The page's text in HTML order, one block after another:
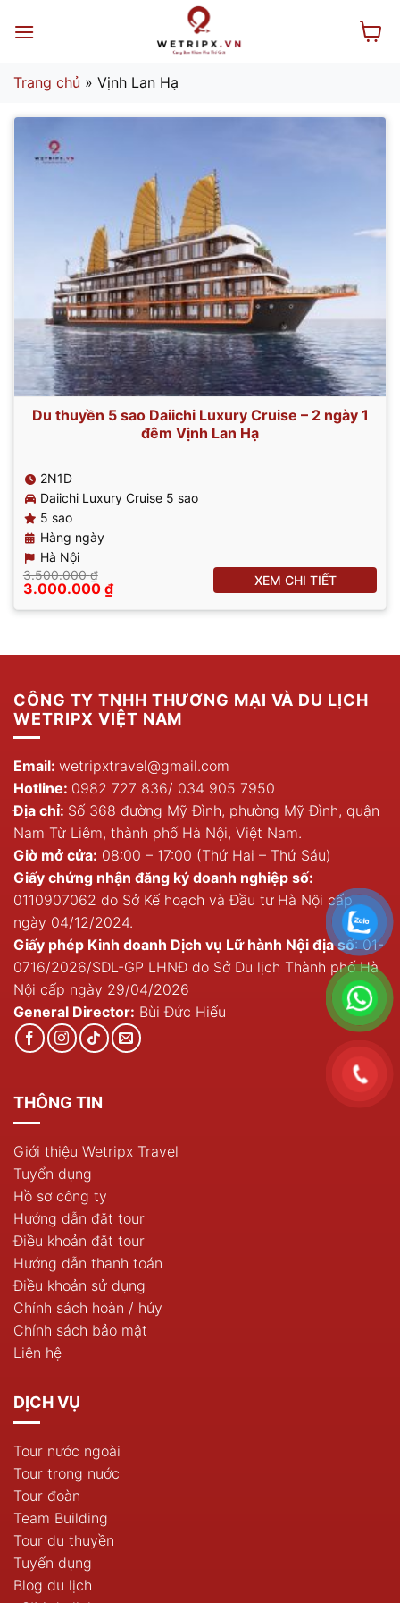
qua
dung
Trang chủ » Vịnh Lan Hạ
Du thuyền 5 sao Daiichi Luxury Cruise – 2 ngày 1
đêm Vịnh Lan Hạ
2N1D
Daiichi Luxury Cruise 5 sao
5 sao
Hàng ngày
Hà Nội
3.500.000₫
Giá
là:
3.000.000 ₫Giá
hiện
tại
XEM CHI TIẾT
CÔNG TY TNHH THƯƠNG MẠI VÀ DU LỊCH
WETRIPX VIỆT NAM
Email: wetripxtravel@gmail.com
Hotline: 0982 727 836/ 034 905 7950
Địa chỉ: Số 368 đường Mỹ Đình, phường Mỹ Đình, quận
Nam Từ Liêm, thành phố Hà Nội, Việt Nam.
Giờ mở cửa: 08:00 – 17:00 (Thứ Hai – Thứ Sáu)
Giấy chứng nhận đăng ký doanh nghiệp số:
0110907062 do Sở Kế hoạch và Đầu tư Hà Nội cấp
ngày 04/12/2024.
Giấy phép Kinh doanh Dịch vụ Lữ hành Nội địa số: 01-
0716/2026/SDL-GP LHNĐ do Sở Du lịch Thành phố Hà
Nội cấp ngày 29/04/2026
General Director: Bùi Đức Hiếu
THÔNG TIN
Giới thiệu Wetripx Travel
Tuyển dụng
Hồ sơ công ty
Hướng dẫn đặt tour
Điều khoản đặt tour
Hướng dẫn thanh toán
Điều khoản sử dụng
Chính sách hoàn / hủy
Chính sách bảo mật
Liên hệ
DỊCH VỤ
Tour nước ngoài
Tour trong nước
Tour đoàn
Team Building
Tour du thuyền
Tuyển dụng
Blog du lịch